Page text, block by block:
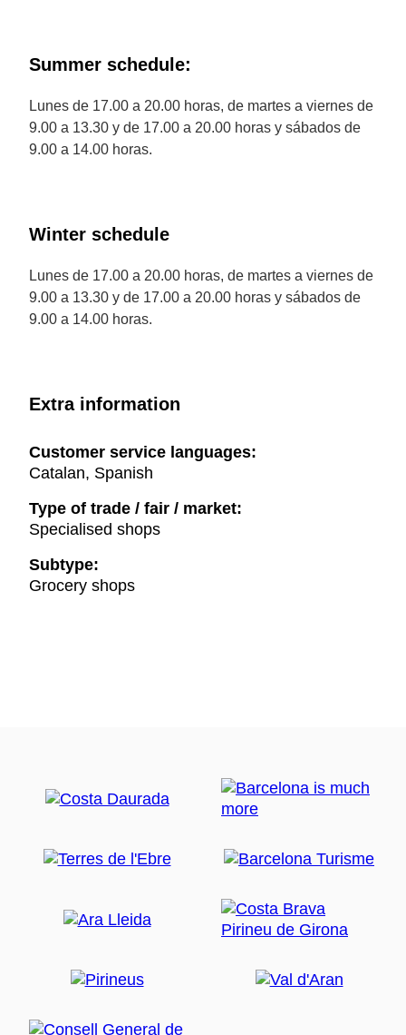
Summer schedule:
Lunes de 17.00 a 20.00 horas, de martes a viernes de
9.00 a 13.30 y de 17.00 a 20.00 horas y sábados de
9.00 a 14.00 horas.
Winter schedule
Lunes de 17.00 a 20.00 horas, de martes a viernes de
9.00 a 13.30 y de 17.00 a 20.00 horas y sábados de
9.00 a 14.00 horas.
Extra information
Customer service languages:
Catalan, Spanish
Type of trade / fair / market:
Specialised shops
Subtype:
Grocery shops